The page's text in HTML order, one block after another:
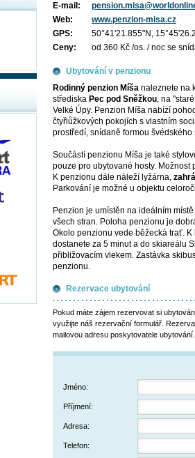
E-mail:
Web:
www.penzion-misa.cz
GPS:
50°41'21.855"N,
Ceny:
od 360 Kč /os. / noc se
Ubytování v penzionu
Rodinný penzion Míša naleznete na
střediska Pec pod Sněžkou, na
Velké Úpy. Penzion Míša nabízí
čtyřlůžkových pokojích s vlastním
prostředí, snídaně formou
Součástí penzionu Míša je také
pouze pro ubytované hosty. Možnost
K penzionu dále náleží lyžárna,
Parkování je možné u objektu
Penzion je umístěn na ideálním
všech stran. Poloha penzionu je
Okolo penzionu vede běžecká trať.
dostanete za 5 minut a do skiareálu
přibližovacím vlekem. Zastávka
penzionu.
Rezervace ubytování
Pokud máte zájem rezervovat si
využijte náš rezervační formulář.
mailovou adresu poskytovatele ubytování.
Jméno:
Příjmení:
Adresa:
Telefon: